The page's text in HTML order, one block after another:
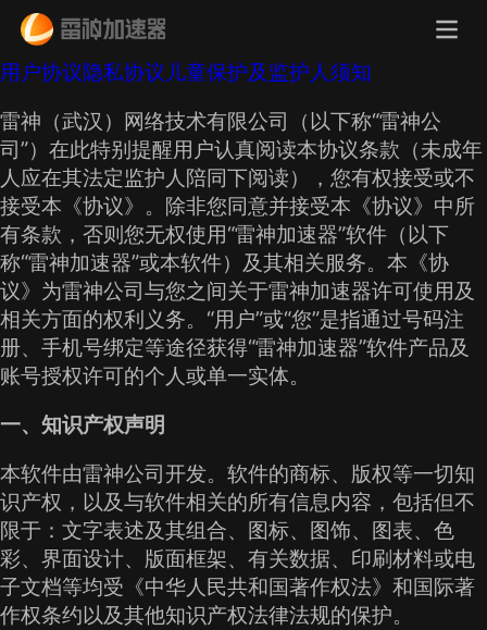
用户协议隐私协议 儿童保护及监护人须知
雷神（武汉）网络技术有限公司（以下称“雷神公
司”）在此特别提醒用户认真阅读本协议条款（未成年
人应在其法定监护人陪同下阅读），您有权接受或不
接受本《协议》。除非您同意并接受本《协议》中所
有条款，否则您无权使用“雷神加速器”软件（以下
称“雷神加速器”或本软件）及其相关服务。本《协
议》为雷神公司与您之间关于雷神加速器许可使用及
相关方面的权利义务。“用户”或“您”是指通过号码注
册、手机号绑定等途径获得“雷神加速器”软件产品及
账号授权许可的个人或单一实体。
一、知识产权声明
本软件由雷神公司开发。软件的商标、版权等一切知
识产权，以及与软件相关的所有信息内容，包括但不
限于：文字表述及其组合、图标、图饰、图表、色
彩、界面设计、版面框架、有关数据、印刷材料或电
子文档等均受《中华人民共和国著作权法》和国际著
作权条约以及其他知识产权法律法规的保护。